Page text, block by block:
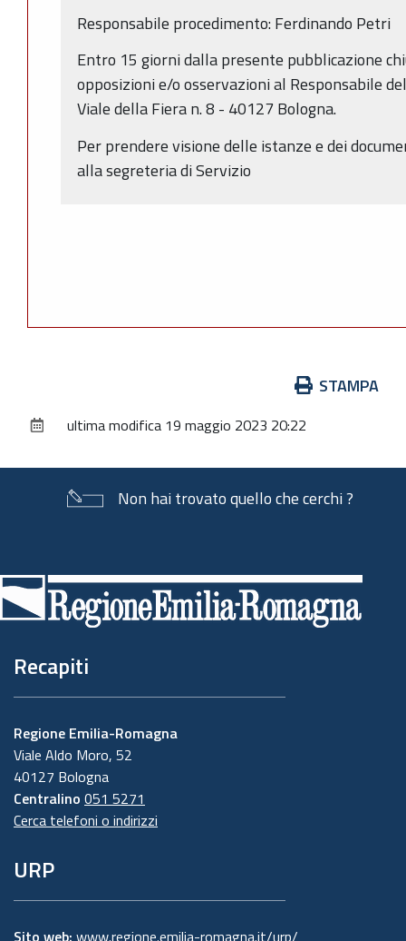
Responsabile procedimento: Ferdinando Petri
Entro 15 giorni dalla presente pubblicazione
opposizioni e/o osservazioni al Responsabile
Viale della Fiera n. 8 - 40127 Bologna.
Per prendere visione delle istanze e dei
alla segreteria di Servizio
documento
STAMPA
ultima modifica 19 maggio 2023 20:22
Non hai trovato quello che cerchi ?
di
pagina
Recapiti
Regione Emilia-Romagna
Viale Aldo Moro, 52
40127 Bologna
Centralino 051 5271
Cerca telefoni o indirizzi
URP
Sito web: www.regione.emilia-romagna.it/urp/